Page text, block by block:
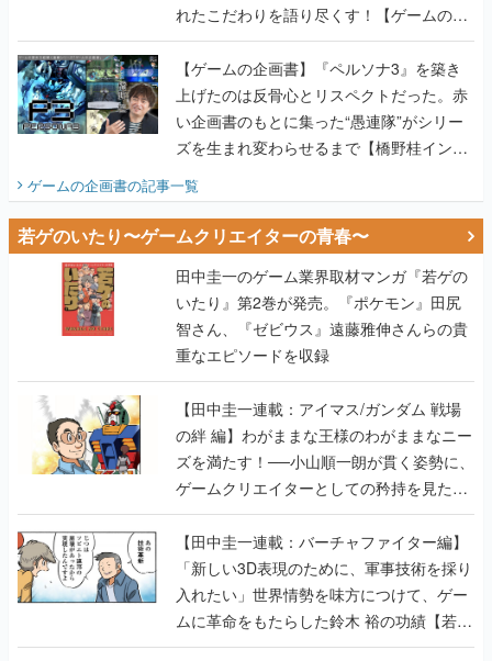
れたこだわりを語り尽くす！【ゲームの企
画書】
【ゲームの企画書】『ペルソナ3』を築き
上げたのは反骨心とリスペクトだった。赤
い企画書のもとに集った“愚連隊”がシリー
ズを生まれ変わらせるまで【橋野桂インタ
ゲームの企画書の記事一覧
若ゲのいたり〜ゲームクリエイターの青春〜
田中圭一のゲーム業界取材マンガ『若ゲの
いたり』第2巻が発売。『ポケモン』田尻
智さん、『ゼビウス』遠藤雅伸さんらの貴
重なエピソードを収録
【田中圭一連載：アイマス/ガンダム 戦場
の絆 編】わがままな王様のわがままなニー
ズを満たす！──小山順一朗が貫く姿勢に、
ゲームクリエイターとしての矜持を見た
【若ゲのいたり最終回】
【田中圭一連載：バーチャファイター編】
「新しい3D表現のために、軍事技術を採り
入れたい」世界情勢を味方につけて、ゲー
ムに革命をもたらした鈴木 裕の功績【若ゲ
のいたり】